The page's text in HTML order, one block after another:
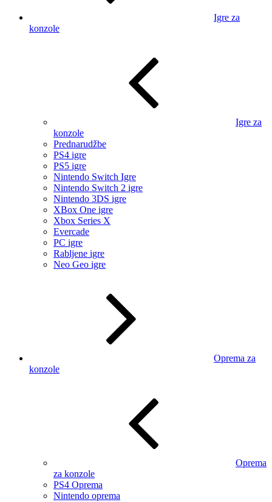
Igre za
konzole
Igre za
konzole
Prednarudžbe
PS4 igre
PS5 igre
Nintendo Switch Igre
Nintendo Switch 2 igre
Nintendo 3DS igre
XBox One igre
Xbox Series X
Evercade
PC igre
Rabljene igre
Neo Geo igre
Oprema za
konzole
Oprema
za konzole
PS4 Oprema
Nintendo oprema